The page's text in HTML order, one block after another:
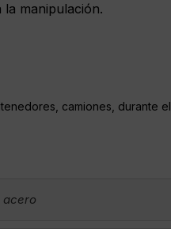
manipulación.
camiones, durante el
acero